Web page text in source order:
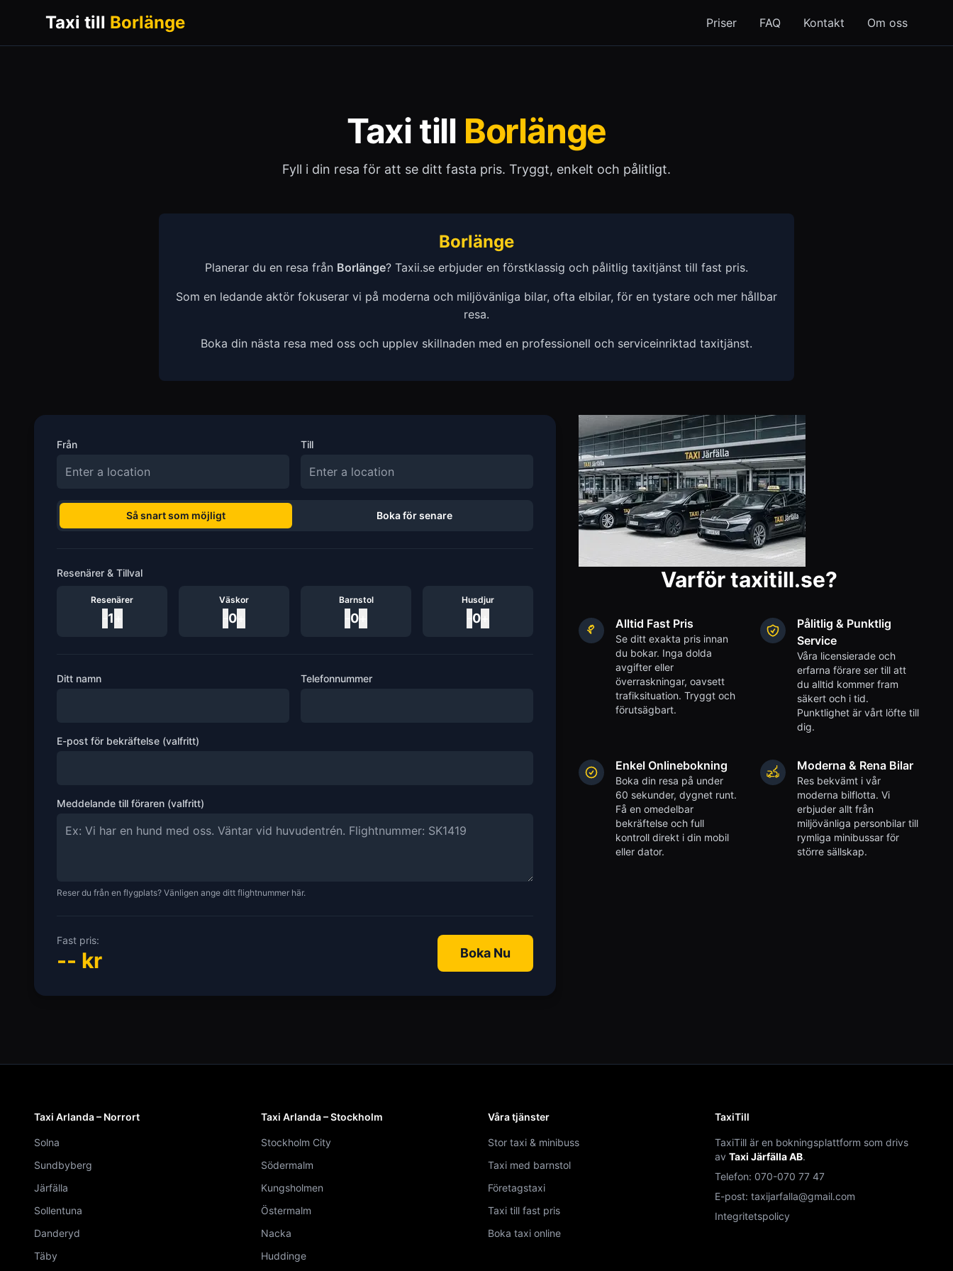
Taxi till Borlänge Priser FAQ Kontakt Om oss
Taxi till Borlänge
Fyll i din resa för att se ditt fasta pris. Tryggt, enkelt och pålitligt.
Borlänge
Planerar du en resa från Borlänge? Taxii.se erbjuder en förstklassig och pålitlig taxitjänst till fast pris.
Som en ledande aktör fokuserar vi på moderna och miljövänliga bilar, ofta elbilar, för en tystare och mer hållbar
resa.
Boka din nästa resa med oss och upplev skillnaden med en professionell och serviceinriktad taxitjänst.
Från Till
Så snart som möjligt Boka för senare
Resenärer & Tillval
Resenärer
1
Väskor
0
Barnstol
0
Husdjur
0
Ditt namn Telefonnummer
E-post för bekräftelse (valfritt)
Meddelande till föraren (valfritt)
Reser du från en flygplats? Vänligen ange ditt flightnummer här.
Fast pris:
-- kr Boka Nu
Varför taxitill.se?
Alltid Fast Pris
Se ditt exakta pris innan
du bokar. Inga dolda
avgifter eller
överraskningar, oavsett
trafiksituation. Tryggt och
förutsägbart.
Pålitlig & Punktlig
Service
Våra licensierade och
erfarna förare ser till att
du alltid kommer fram
säkert och i tid.
Punktlighet är vårt löfte till
dig.
Enkel Onlinebokning
Boka din resa på under
60 sekunder, dygnet runt.
Få en omedelbar
bekräftelse och full
kontroll direkt i din mobil
eller dator.
Moderna & Rena Bilar
Res bekvämt i vår
moderna bilflotta. Vi
erbjuder allt från
miljövänliga personbilar till
rymliga minibussar för
större sällskap.
Taxi Arlanda – Norrort
Solna
Sundbyberg
Järfälla
Sollentuna
Danderyd
Täby
Taxi Arlanda – Stockholm
Stockholm City
Södermalm
Kungsholmen
Östermalm
Nacka
Huddinge
Våra tjänster
Stor taxi & minibuss
Taxi med barnstol
Företagstaxi
Taxi till fast pris
Boka taxi online
TaxiTill
TaxiTill är en bokningsplattform som drivs
av Taxi Järfälla AB.
Telefon: 070-070 77 47
E-post: taxijarfalla@gmail.com
Integritetspolicy